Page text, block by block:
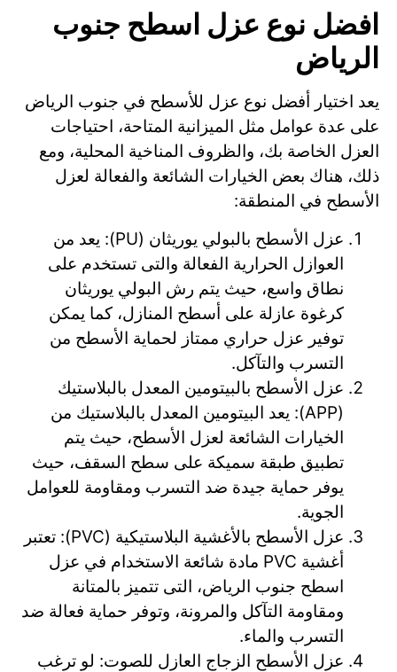
افضل نوع عزل اسطح جنوب
الرياض
يعد اختيار أفضل نوع عزل للأسطح في جنوب الرياض
على عدة عوامل مثل الميزانية المتاحة، احتياجات
العزل الخاصة بك، والظروف المناخية المحلية، ومع
ذلك، هناك بعض الخيارات الشائعة والفعالة لعزل
الأسطح في المنطقة:
عزل الأسطح بالبولي يوريثان (PU): يعد من
العوازل الحرارية الفعالة والتى تستخدم على
نطاق واسع، حيث يتم رش البولي يوريثان
كرغوة عازلة على أسطح المنازل، كما يمكن
توفير عزل حراري ممتاز لحماية الأسطح من
التسرب والتآكل.
عزل الأسطح بالبيتومين المعدل بالبلاستيك
(APP): يعد البيتومين المعدل بالبلاستيك من
الخيارات الشائعة لعزل الأسطح، حيث يتم
تطبيق طبقة سميكة على سطح السقف، حيث
يوفر حماية جيدة ضد التسرب ومقاومة للعوامل
الجوية.
عزل الأسطح بالأغشية البلاستيكية (PVC): تعتبر
أغشية PVC مادة شائعة الاستخدام في عزل
اسطح جنوب الرياض، التى تتميز بالمتانة
ومقاومة التآكل والمرونة، وتوفر حماية فعالة ضد
التسرب والماء.
عزل الأسطح الزجاج العازل للصوت: لو ترغب